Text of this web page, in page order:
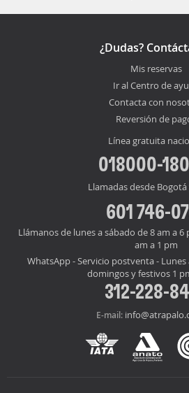
¿Dudas?
Mis reservas
Ir al Centro de
Contacta con
Reversión de
Línea gratuita
018000-
Llamadas desde Bogotá
601 746-
Llámanos de lunes a sábado de 8 am a
am a 1 pm
WhatsApp - Servicio postventa - Lunes
domingos y festivos 1
312-228-
E-mail: